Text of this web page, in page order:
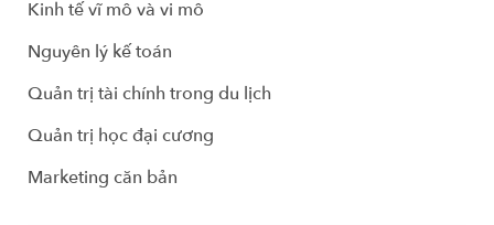
Kinh tế vĩ mô và vi mô
Nguyên lý kế toán
Quản trị tài chính trong du lịch
Quản trị học đại cương
Marketing căn bản